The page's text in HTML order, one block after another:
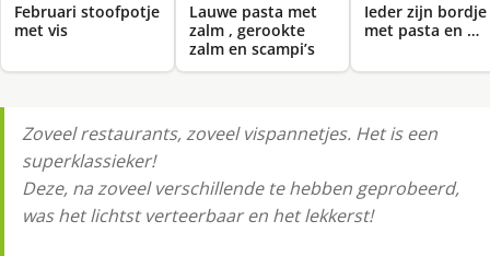
Februari stoofpotje
met vis
Lauwe pasta met
zalm , gerookte
zalm en scampi’s
Ieder zijn bordje
met pasta en …
Zoveel restaurants, zoveel vispannetjes. Het is een
superklassieker!
Deze, na zoveel verschillende te hebben geprobeerd,
was het lichtst verteerbaar en het lekkerst!